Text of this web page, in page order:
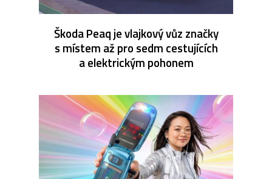
Škoda Peaq je vlajkový vůz značky
s místem až pro sedm cestujících
a elektrickým pohonem